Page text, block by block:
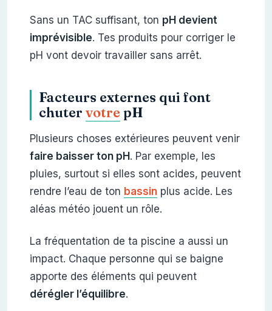
Sans un TAC suffisant, ton pH devient
imprévisible. Tes produits pour corriger le
pH vont devoir travailler sans arrêt.
Facteurs externes qui font
chuter votre pH
Plusieurs choses extérieures peuvent venir
faire baisser ton pH. Par exemple, les
pluies, surtout si elles sont acides, peuvent
rendre l’eau de ton bassinplus acide. Les
aléas météo jouent un rôle.
La fréquentation de ta piscine a aussi un
impact. Chaque personne qui se baigne
apporte des éléments qui peuvent
dérégler l’équilibre.